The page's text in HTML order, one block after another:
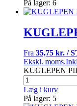
På lager: 6
Fra 35,75 kr. /
Ekskl. moms.
KUGLEPEN
Læg i kurv
På lager: 5